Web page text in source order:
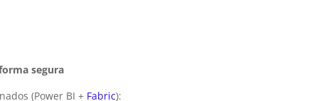
segura
(Power BI + Fabric):